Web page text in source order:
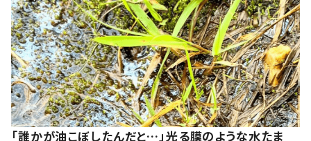
「誰かが油こぼしたんだと…」光る膜のような水たま